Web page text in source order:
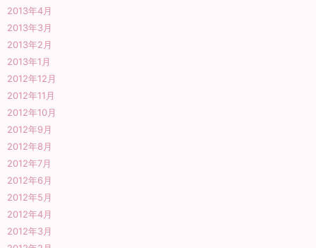
2013年4月
2013年3月
2013年2月
2013年1月
2012年12月
2012年11月
2012年10月
2012年9月
2012年8月
2012年7月
2012年6月
2012年5月
2012年4月
2012年3月